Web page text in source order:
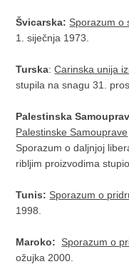
Švicarska: Sporazum o
1. siječnja 1973.
Turska:Carinska unija
stupila na snagu 31.
Palestinska
Palestinske Samouprave
Sporazum o daljnjoj
ribljim proizvodima
Tunis: Sporazum o
1998.
Maroko: Sporazum o
ožujka 2000.